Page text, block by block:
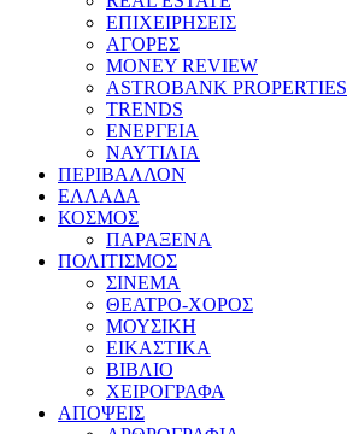
ΕΠΙΧΕΙΡΗΣΕΙΣ
ΑΓΟΡΕΣ
MONEY REVIEW
ASTROBANK PROPERTIES
TRENDS
ΕΝΕΡΓΕΙΑ
ΝΑΥΤΙΛΙΑ
ΠΕΡΙΒΑΛΛΟΝ
ΕΛΛΑΔΑ
ΚΟΣΜΟΣ
ΠΑΡΑΞΕΝΑ
ΠΟΛΙΤΙΣΜΟΣ
ΣΙΝΕΜΑ
ΘΕΑΤΡΟ-ΧΟΡΟΣ
ΜΟΥΣΙΚΗ
ΕΙΚΑΣΤΙΚΑ
ΒΙΒΛΙΟ
ΧΕΙΡΟΓΡΑΦΑ
ΑΠΟΨΕΙΣ